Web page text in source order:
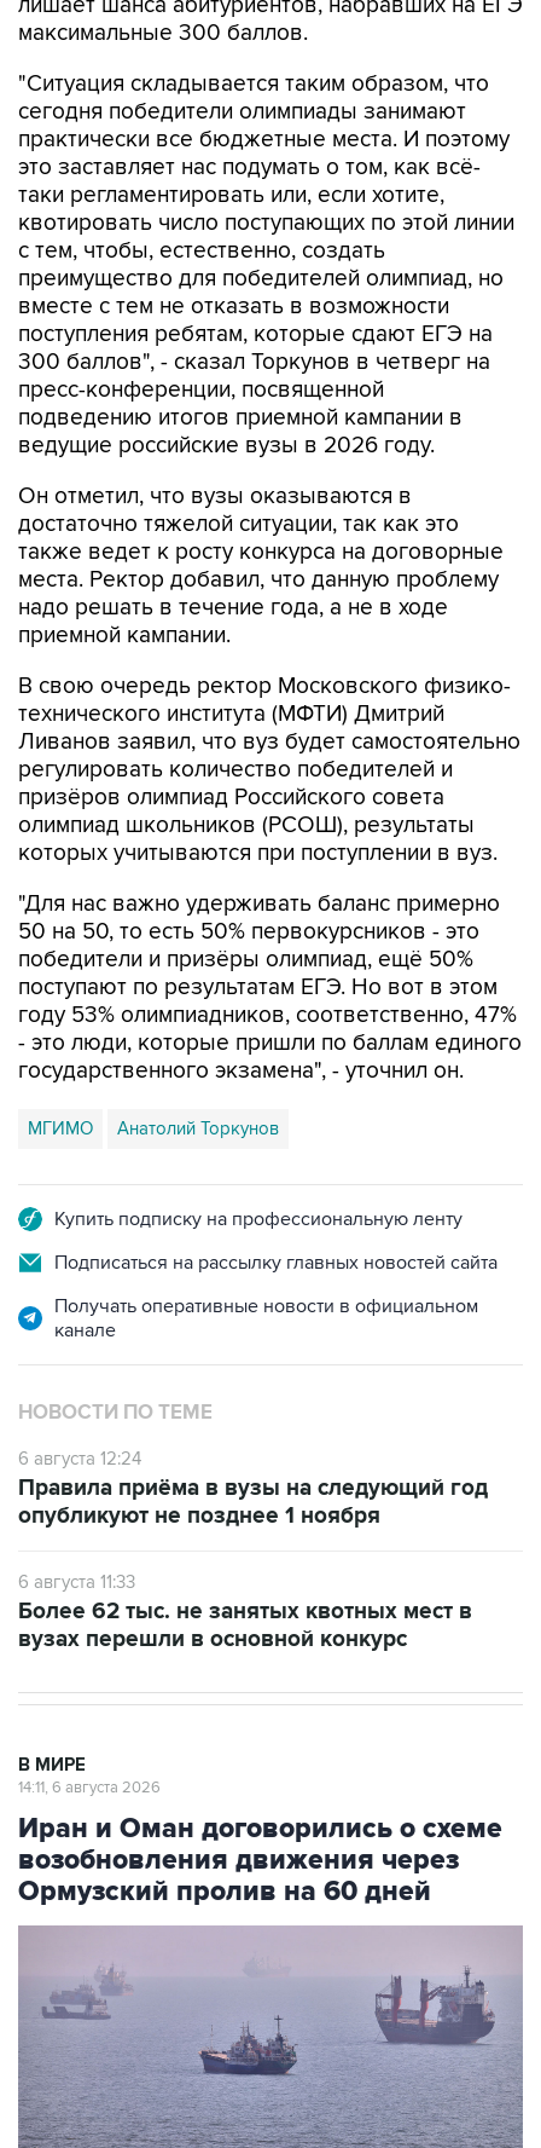
максимальные 300 баллов.
"Ситуация складывается таким образом, что
сегодня победители олимпиады занимают
практически все бюджетные места. И поэтому
это заставляет нас подумать о том, как всё-
таки регламентировать или, если хотите,
квотировать число поступающих по этой линии
с тем, чтобы, естественно, создать
преимущество для победителей олимпиад, но
вместе с тем не отказать в возможности
поступления ребятам, которые сдают ЕГЭ на
300 баллов", - сказал Торкунов в четверг на
пресс-конференции, посвященной
подведению итогов приемной кампании в
ведущие российские вузы в 2026 году.
Он отметил, что вузы оказываются в
достаточно тяжелой ситуации, так как это
также ведет к росту конкурса на договорные
места. Ректор добавил, что данную проблему
надо решать в течение года, а не в ходе
приемной кампании.
В свою очередь ректор Московского физико-
технического института (МФТИ) Дмитрий
Ливанов заявил, что вуз будет самостоятельно
регулировать количество победителей и
призёров олимпиад Российского совета
олимпиад школьников (РСОШ), результаты
которых учитываются при поступлении в вуз.
"Для нас важно удерживать баланс примерно
50 на 50, то есть 50% первокурсников - это
победители и призёры олимпиад, ещё 50%
поступают по результатам ЕГЭ. Но вот в этом
году 53% олимпиадников, соответственно, 47%
- это люди, которые пришли по баллам единого
государственного экзамена", - уточнил он.
МГИМО Анатолий Торкунов
Купить подписку на профессиональную ленту
Подписаться на рассылку главных новостей сайта
Получать оперативные новости в официальном
канале
НОВОСТИ ПО ТЕМЕ
6 августа 12:24
Правила приёма в вузы на следующий год
опубликуют не позднее 1 ноября
6 августа 11:33
Более 62 тыс. не занятых квотных мест в
вузах перешли в основной конкурс
В МИРЕ
14:11, 6 августа 2026
Иран и Оман договорились о схеме
возобновления движения через
Ормузский пролив на 60 дней